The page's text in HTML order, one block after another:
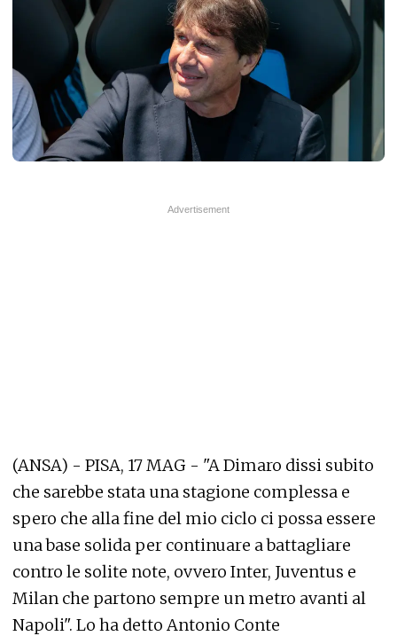
(ANSA) - PISA, 17 MAG - "A Dimaro dissi subito
che sarebbe stata una stagione complessa e
spero che alla fine del mio ciclo ci possa essere
una base solida per continuare a battagliare
contro le solite note, ovvero Inter, Juventus e
Milan che partono sempre un metro avanti al
Napoli". Lo ha detto Antonio Conte